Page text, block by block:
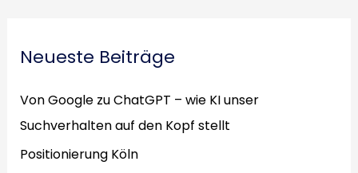
Neueste Beiträge
Von Google zu ChatGPT – wie KI unser
Suchverhalten auf den Kopf stellt
Positionierung Köln